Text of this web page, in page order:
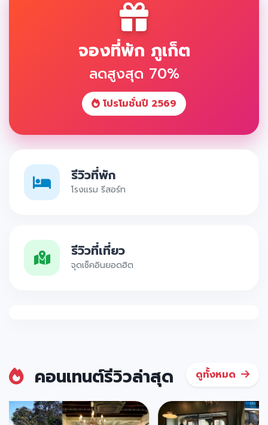
จองที่พัก ภูเก็ต
ลดสูงสุด 70%
โปรโมชั่นปี 2569
รีวิวที่พัก
โรงแรม รีสอร์ท
รีวิวที่เที่ยว
จุดเช็คอินยอดฮิต
คอนเทนต์รีวิวล่าสุด ดูทั้งหมด